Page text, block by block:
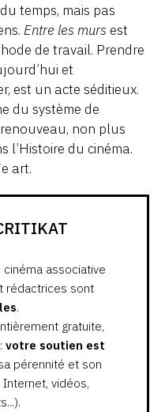
temps, mais pas
Entre les murs est
de travail. Prendre
et
est un acte séditieux.
du système de
non plus
l’Histoire du cinéma.
art.
associative
rédactrices sont
.
gratuite,
votre soutien est
pérennité et son
vidéos,